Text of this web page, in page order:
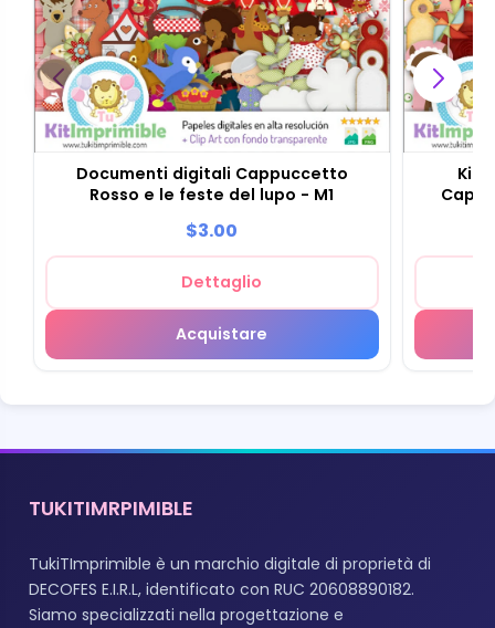
Documenti digitali Cappuccetto
Rosso e le feste del lupo - M1
$3.00
Dettaglio
Acquistare
Kit
TUKITIMRPIMIBLE
TukiTImprimible è un marchio digitale di proprietà di
DECOFES E.I.R.L, identificato con RUC 20608890182.
Siamo specializzati nella progettazione e